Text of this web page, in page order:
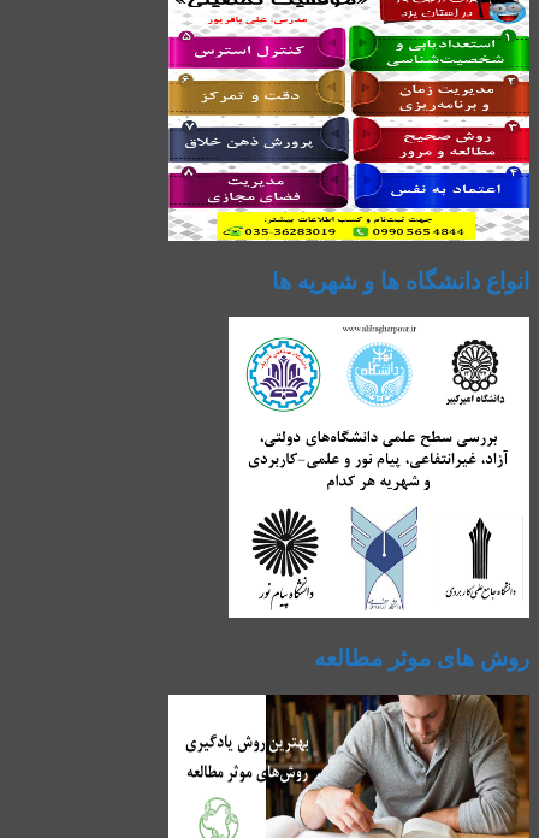
انواع دانشگاه ها و شهریه ها
روش های موثر مطالعه